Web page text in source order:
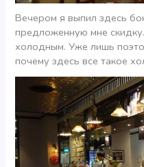
Вечером я выпил здесь
предложенную мне
холодным. Уже лишь
почему здесь все такое